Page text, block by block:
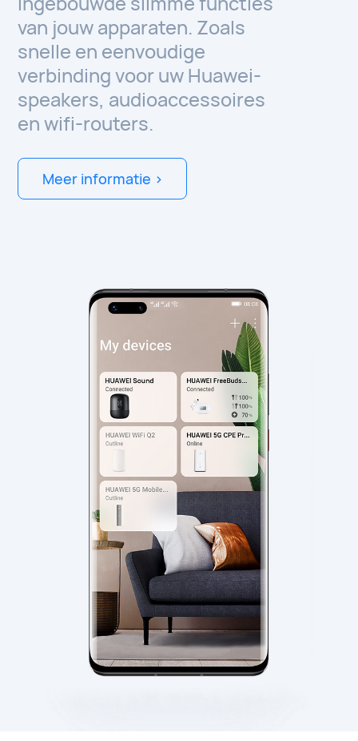
van jouw apparaten. Zoals
snelle en eenvoudige
verbinding voor uw Huawei-
speakers, audioaccessoires
en wifi-routers.
Meer informatie >